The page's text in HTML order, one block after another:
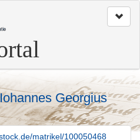
Georgius
matrikel/100050468